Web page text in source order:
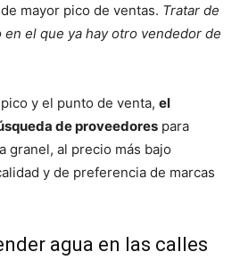
mayor pico de ventas. Tratar de
el que ya hay otro vendedor de
y el punto de venta, el
de proveedores para
granel, al precio más bajo
y de preferencia de marcas
agua en las calles